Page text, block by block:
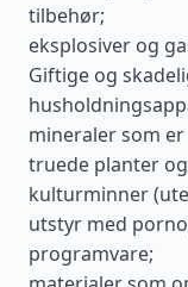
tilbehør;
eksplosiver og
Giftige og
mineraler som
truede planter
kulturminner
utstyr med
programvare;